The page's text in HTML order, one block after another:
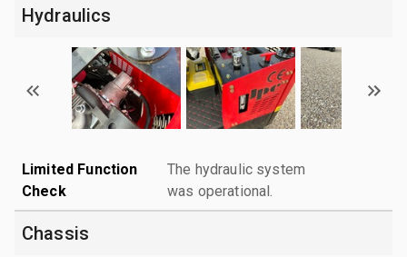
Hydraulics
Limited Function
Check
The hydraulic system
was operational.
Chassis